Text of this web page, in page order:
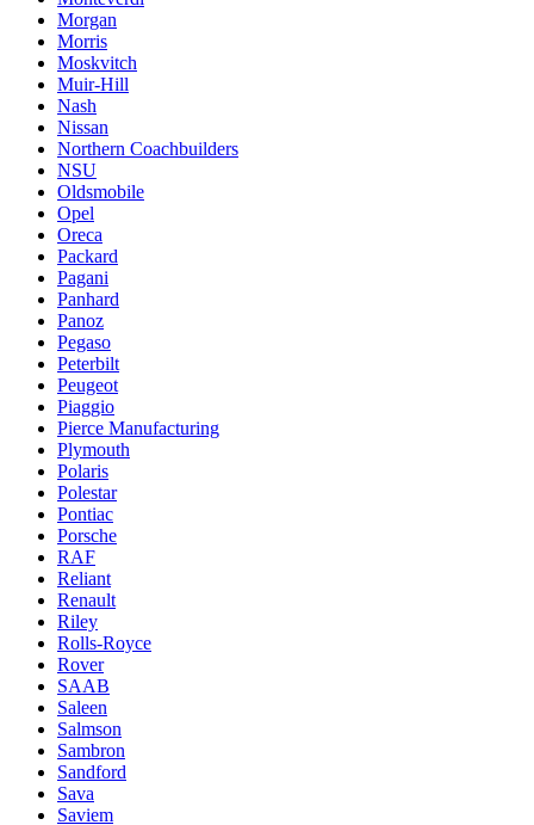
Morgan
Morris
Moskvitch
Muir-Hill
Nash
Nissan
Northern Coachbuilders
NSU
Oldsmobile
Opel
Oreca
Packard
Pagani
Panhard
Panoz
Pegaso
Peterbilt
Peugeot
Piaggio
Pierce Manufacturing
Plymouth
Polaris
Polestar
Pontiac
Porsche
RAF
Reliant
Renault
Riley
Rolls-Royce
Rover
SAAB
Saleen
Salmson
Sambron
Sandford
Sava
Saviem